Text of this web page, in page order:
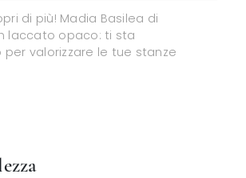
di più! Madia Basilea di
laccato opaco: ti sta
valorizzare le tue stanze